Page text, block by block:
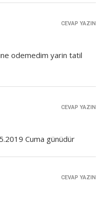
odemedim yarin tatil
CEVAP YAZIN
Cuma günüdür
CEVAP YAZIN
CEVAP YAZIN